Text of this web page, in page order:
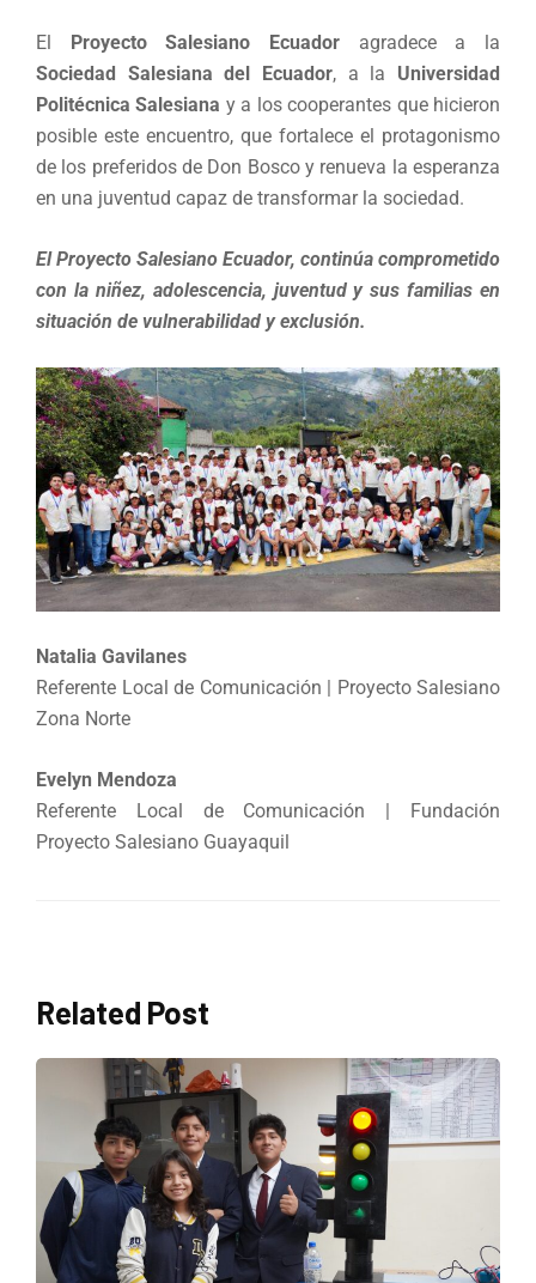
El Proyecto Salesiano Ecuador agradece a la
Sociedad Salesiana del Ecuador, a la Universidad
Politécnica Salesiana y a los cooperantes que hicieron
posible este encuentro, que fortalece el protagonismo
de los preferidos de Don Bosco y renueva la esperanza
en una juventud capaz de transformar la sociedad.
El Proyecto Salesiano Ecuador, continúa comprometido
con la niñez, adolescencia, juventud y sus familias en
situación de vulnerabilidad y exclusión.
Natalia Gavilanes
Referente Local de Comunicación | Proyecto Salesiano
Zona Norte
Evelyn Mendoza
Referente Local de Comunicación | Fundación
Proyecto Salesiano Guayaquil
Related Post